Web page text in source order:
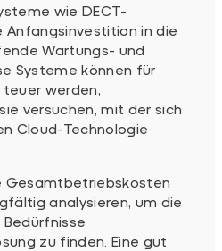
wie DECT-
Anfangsinvestition in die
Wartungs- und
Systeme können für
werden,
versuchen, mit der sich
Cloud-Technologie
Gesamtbetriebskosten
analysieren, um die
zu finden. Eine gut